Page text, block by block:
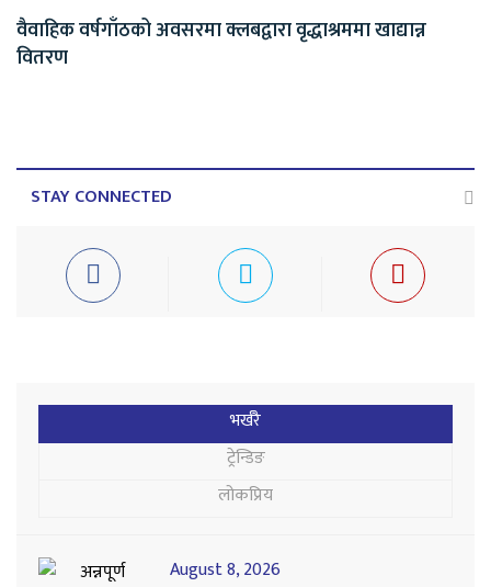
वैवाहिक वर्षगाँठको अवसरमा क्लबद्वारा वृद्धाश्रममा खाद्यान्न
वितरण
STAY CONNECTED
भर्खरै
ट्रेन्डिङ
लोकप्रिय
August 8, 2026